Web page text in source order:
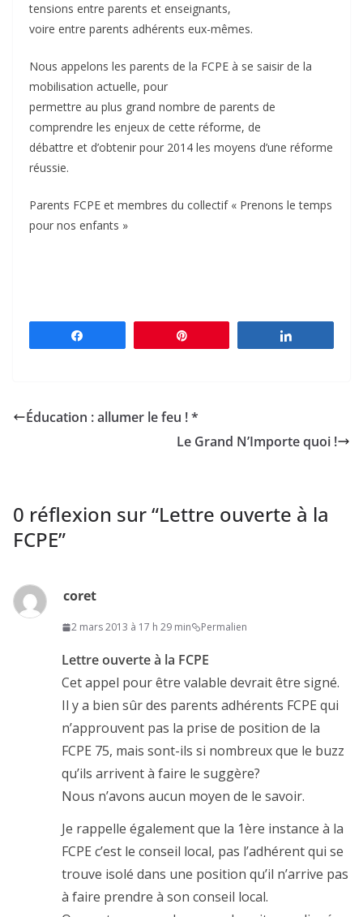
tensions entre parents et enseignants,
voire entre parents adhérents eux-mêmes.
Nous appelons les parents de la FCPE à se saisir de la
mobilisation actuelle, pour
permettre au plus grand nombre de parents de
comprendre les enjeux de cette réforme, de
débattre et d’obtenir pour 2014 les moyens d’une réforme
réussie.
Parents FCPE et membres du collectif « Prenons le temps
pour nos enfants »
Éducation : allumer le feu ! *
Le Grand N’Importe quoi !
0 réflexion sur “Lettre ouverte à la
FCPE”
coret
2 mars 2013 à 17 h 29 min Permalien
Lettre ouverte à la FCPE
Cet appel pour être valable devrait être signé.
Il y a bien sûr des parents adhérents FCPE qui
n’approuvent pas la prise de position de la
FCPE 75, mais sont-ils si nombreux que le buzz
qu’ils arrivent à faire le suggère?
Nous n’avons aucun moyen de le savoir.
Je rappelle également que la 1ère instance à la
FCPE c’est le conseil local, pas l’adhérent qui se
trouve isolé dans une position qu’il n’arrive pas
à faire prendre à son conseil local.